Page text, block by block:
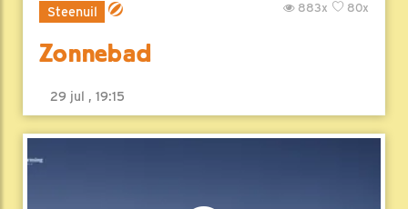
Steenuil 80x
883x
Zonnebad
29 jul , 19:15